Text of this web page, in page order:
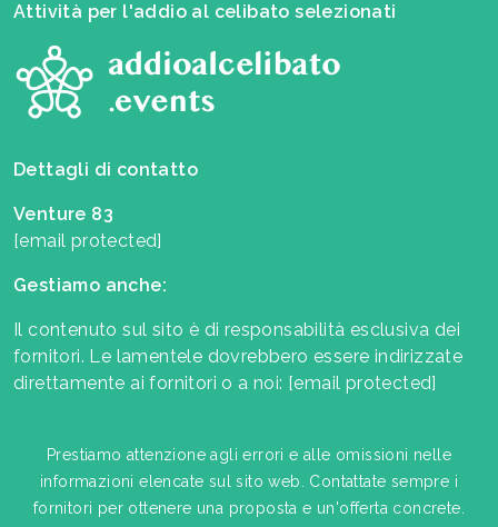
Attività per l'addio al celibato selezionati
Dettagli di contatto
Venture 83
[email protected]
Gestiamo anche:
Il contenuto sul sito è di responsabilità esclusiva dei
fornitori. Le lamentele dovrebbero essere indirizzate
direttamente ai fornitori o a noi: [email protected]
Prestiamo attenzione agli errori e alle omissioni nelle
informazioni elencate sul sito web. Contattate sempre i
fornitori per ottenere una proposta e un'offerta concrete.